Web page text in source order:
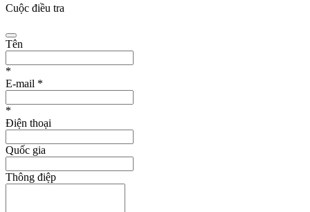
Cuộc điều tra
Tên
*
E-mail *
*
Điện thoại
Quốc gia
Thông điệp